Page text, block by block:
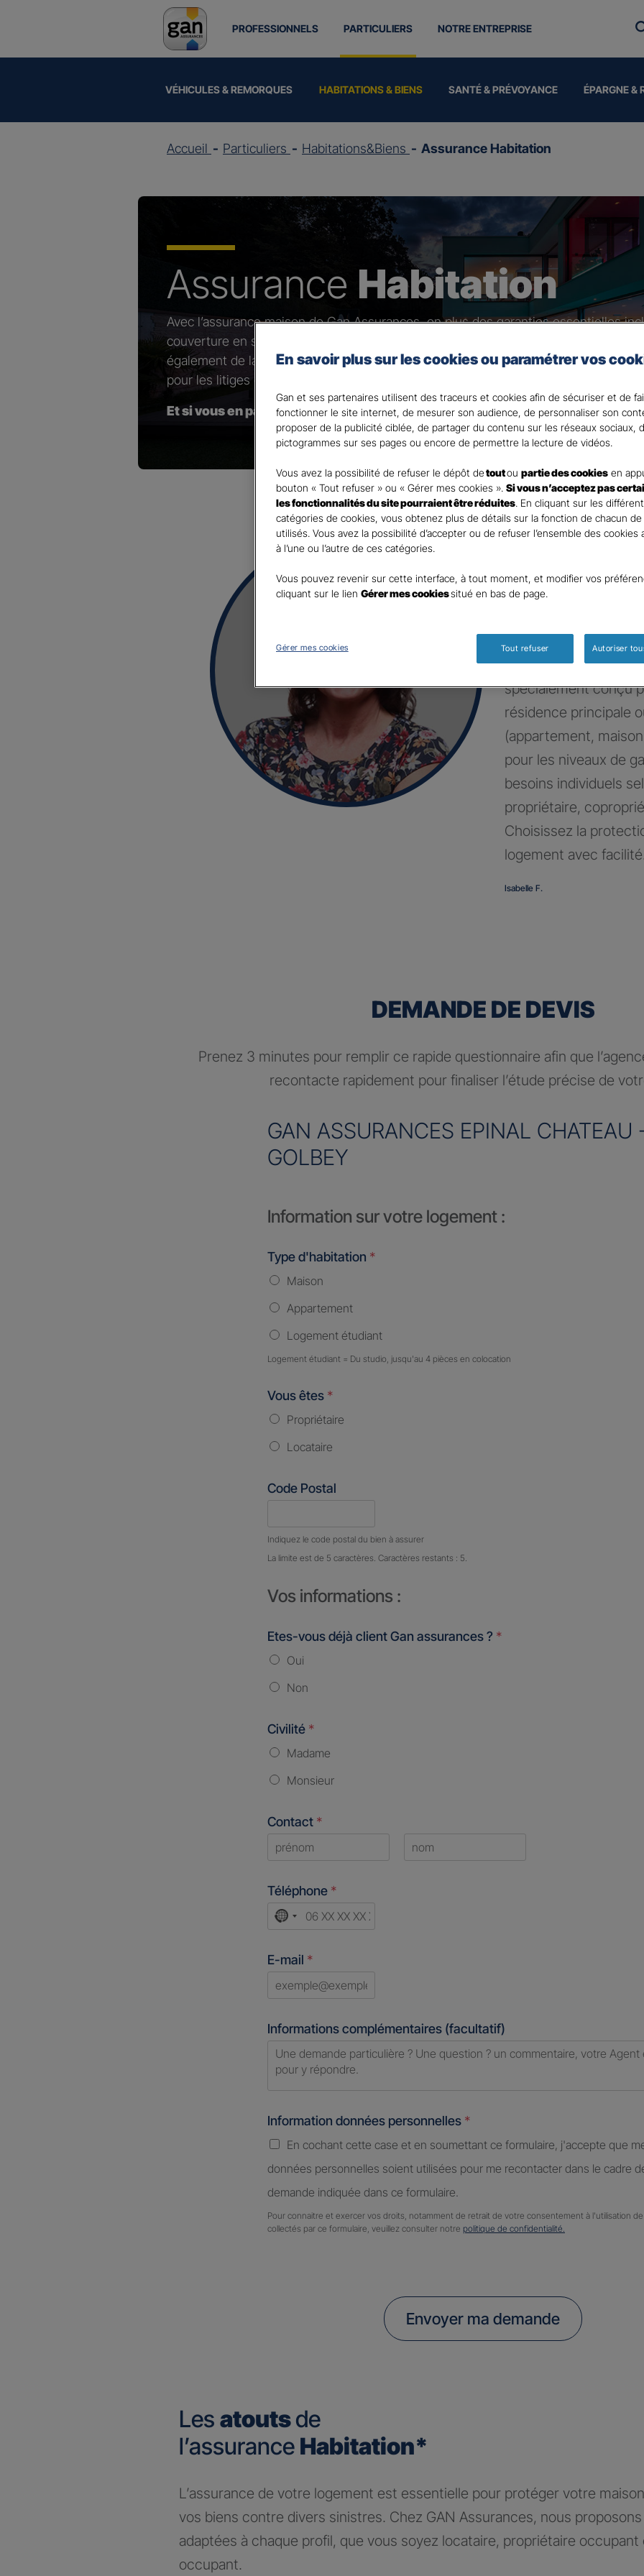
PROFESSIONNELS PARTICULIERS
VÉHICULES & REMORQUES HABITATIONS & BIENS SANTÉ & PRÉVOYANCE ÉPARGNE &
NOTRE ENTREPRISE
Accueil Particuliers Habitations&Biens Assurance Habitation
Assurance Habitation
Avec l’assurance maison de Gan Assurances, en plus des garanties essentielles
couverture en sélectionnant les garanties adaptées à votre domicile et à vos
également de la possibilité d’inclure l’assurance scolaire pour vos enfants et
pour les litiges contractuels. Choisissez la tranquillité d’esprit avec notre
Et si vous en parliez avec votre Agent général ?
Parole
d’expert !
Bénéficiez d’un
spécialement conçu
résidence principale
(appartement,
pour les niveaux de
besoins individuels
propriétaire,
Choisissez la
logement avec
Isabelle F.
DEMANDE DE DEVIS
Prenez 3 minutes pour remplir ce rapide questionnaire afin que
recontacte rapidement pour finaliser l’étude précise de
GAN ASSURANCES EPINAL CHATEAU
GOLBEY
Information sur votre logement :
Type d'habitation *
Maison
Appartement
Logement étudiant
Logement étudiant = Du studio, jusqu'au 4 pièces en colocation
Vous êtes *
Propriétaire
Locataire
Code Postal
Nombre de caractères restants :
Indiquez le code postal du bien à assurer
La limite est de 5 caractères. Caractères restants : 5.
Vos informations :
Etes-vous déjà client Gan assurances ? *
Oui
Non
Civilité *
Madame
Monsieur
Contact *
Téléphone *
No
selected
E-mail *
Informations complémentaires (facultatif)
Information données personnelles *
En cochant cette case et en soumettant ce formulaire, j'accepte que
données personnelles soient utilisées pour me recontacter dans le cadre
demande indiquée dans ce formulaire.
Pour connaitre et exercer vos droits, notamment de retrait de votre consentement à l'utilisation
collectés par ce formulaire, veuillez consulter notre politique de confidentialité.
Envoyer ma demande
Les atoutsde
l’assurance Habitation*
​L’assurance de votre logement est essentielle pour protéger votre
vos biens contre divers sinistres. Chez GAN Assurances, nous
adaptées à chaque profil, que vous soyez locataire, propriétaire
occupant.
En savoir plus sur les cookies ou paramétrer vos
Gan et ses partenaires utilisent des traceurs et cookies afin de sécuriser et de
fonctionner le site internet, de mesurer son audience, de personnaliser son
proposer de la publicité ciblée, de partager du contenu sur les réseaux sociaux,
pictogrammes sur ses pages ou encore de permettre la lecture de vidéos.
Vous avez la possibilité de refuser le dépôt detoutou partie des cookies en
bouton « Tout refuser » ou « Gérer mes cookies ». Si vous n’acceptez pas
les fonctionnalités du site pourraient être réduites. En cliquant sur les
catégories de cookies, vous obtenez plus de détails sur la fonction de chacun
utilisés. Vous avez la possibilité d’accepter ou de refuser l’ensemble des cookies
à l’une ou l’autre de ces catégories.
Vous pouvez revenir sur cette interface, à tout moment, et modifier vos
cliquant sur le lien Gérer mes cookiessitué en bas de page.
Gérer mes cookies Tout refuser Autoriser